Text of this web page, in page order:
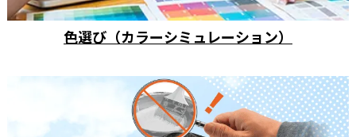
色選び（カラーシミュレーション）